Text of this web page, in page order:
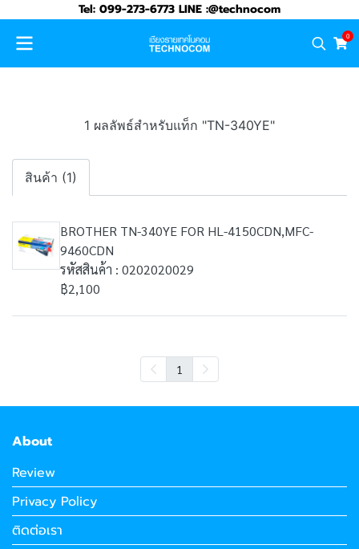
Tel: 099-273-6773 LINE :@technocom
0
1 ผลลัพธ์สำหรับแท็ก "TN-340YE"
สินค้า (1)
BROTHER TN-340YE FOR HL-4150CDN,MFC-
9460CDN
รหัสสินค้า : 0202020029
฿2,100
1
About
Review
Privacy Policy
ติดต่อเรา